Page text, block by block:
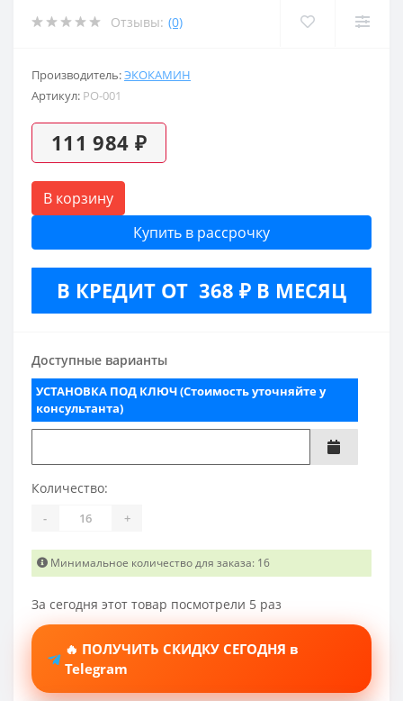
Отзывы: (0)
Производитель:ЭКОКАМИН
Артикул: PO-001
111 984 ₽
В корзину
Купить в рассрочку
В КРЕДИТ ОТ 368 ₽ В МЕСЯЦ
Доступные варианты
УСТАНОВКА ПОД КЛЮЧ (Стоимость уточняйте у
консультанта)
Количество:
- +
Минимальное количество для заказа: 16
За сегодня этот товар посмотрели 5 раз
🔥 ПОЛУЧИТЬ СКИДКУ СЕГОДНЯ в
Telegram